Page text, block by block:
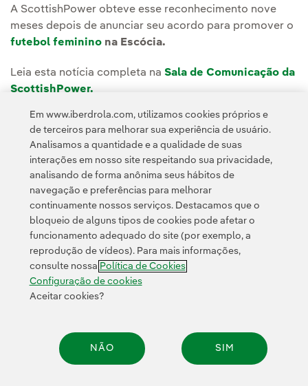
A ScottishPower obteve esse reconhecimento nove
meses depois de anunciar seu acordo para promover o
futebol feminino na Escócia.
Leia esta notícia completa na Sala de Comunicação da
ScottishPower.
Política de Privacidade Informação legal
Transparência no uso da IA Política de cookies Configuração de cookies
Acessibilidade Canal de denúncias
© 2026 Iberdrola, S.A. Todos os direitos reservados.
Em www.iberdrola.com, utilizamos cookies próprios e
de terceiros para melhorar sua experiência de usuário.
Analisamos a quantidade e a qualidade de suas
interações em nosso site respeitando sua privacidade,
analisando de forma anônima seus hábitos de
navegação e preferências para melhorar
continuamente nossos serviços. Destacamos que o
bloqueio de alguns tipos de cookies pode afetar o
funcionamento adequado do site (por exemplo, a
reprodução de vídeos). Para mais informações,
consulte nossa Política de Cookies
Configuração de cookies
Aceitar cookies?
NÃO SIM